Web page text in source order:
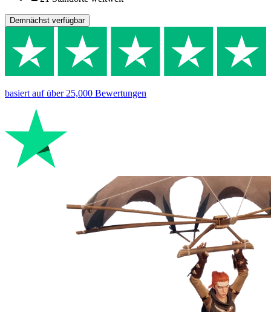
Demnächst verfügbar
basiert aufüber 25,000 Bewertungen